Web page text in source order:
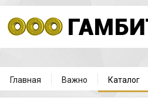
Главная Важно Каталог